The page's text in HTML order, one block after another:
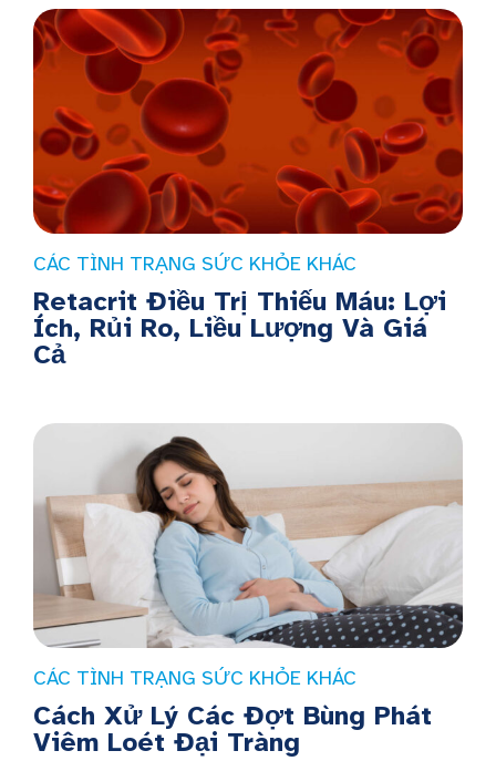
CÁC TÌNH TRẠNG SỨC KHỎE KHÁC
Retacrit Điều Trị Thiếu Máu: Lợi
Ích, Rủi Ro, Liều Lượng Và Giá
Cả
CÁC TÌNH TRẠNG SỨC KHỎE KHÁC
Cách Xử Lý Các Đợt Bùng Phát
Viêm Loét Đại Tràng